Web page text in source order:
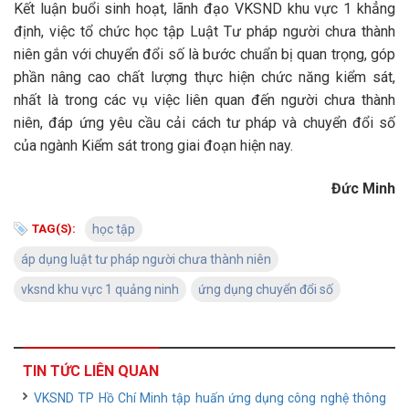
Kết luận buổi sinh hoạt, lãnh đạo VKSND khu vực 1 khẳng
định, việc tổ chức học tập Luật Tư pháp người chưa thành
niên gắn với chuyển đổi số là bước chuẩn bị quan trọng, góp
phần nâng cao chất lượng thực hiện chức năng kiểm sát,
nhất là trong các vụ việc liên quan đến người chưa thành
niên, đáp ứng yêu cầu cải cách tư pháp và chuyển đổi số
của ngành Kiểm sát trong giai đoạn hiện nay.
Đức Minh
TAG(S): học tập
áp dụng luật tư pháp người chưa thành niên
vksnd khu vực 1 quảng ninh ứng dụng chuyển đổi số
TIN TỨC LIÊN QUAN
VKSND TP Hồ Chí Minh tập huấn ứng dụng công nghệ thông